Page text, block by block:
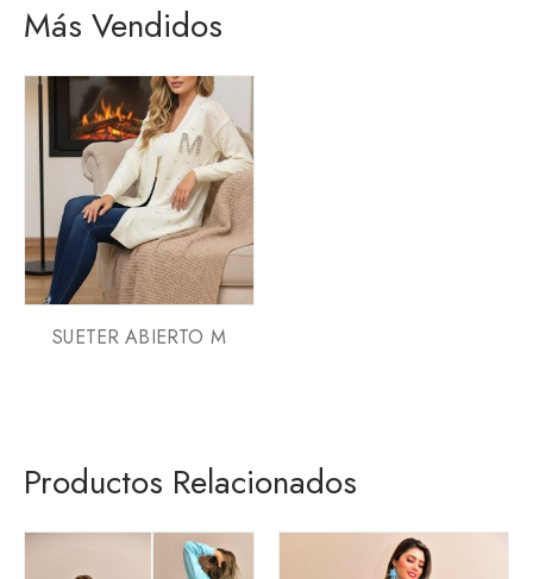
Más Vendidos
SUETER ABIERTO M
Productos Relacionados